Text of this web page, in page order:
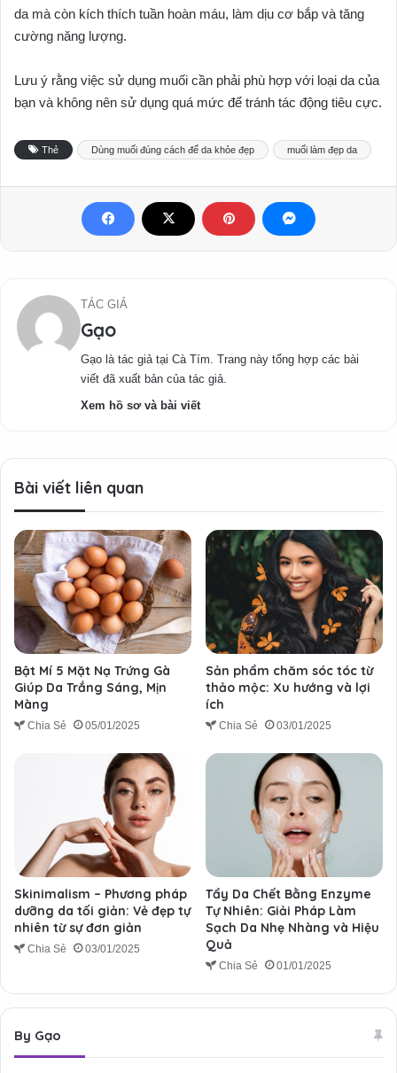
da mà còn kích thích tuần hoàn máu, làm dịu cơ bắp và tăng
cường năng lượng.
Lưu ý rằng việc sử dụng muối cần phải phù hợp với loại da của
bạn và không nên sử dụng quá mức để tránh tác động tiêu cực.
Thẻ Dùng muối đúng cách để da khỏe đẹp muối làm đẹp da
TÁC GIẢ
Gạo
Gạo là tác giả tại Cà Tím. Trang này tổng hợp các bài
viết đã xuất bản của tác giả.
Xem hồ sơ và bài viết
Bài viết liên quan
Bật Mí 5 Mặt Nạ Trứng Gà
Giúp Da Trắng Sáng, Mịn
Màng
Chia Sẻ 05/01/2025
Sản phẩm chăm sóc tóc từ
thảo mộc: Xu hướng và lợi
ích
Chia Sẻ 03/01/2025
Skinimalism – Phương pháp
dưỡng da tối giản: Vẻ đẹp tự
nhiên từ sự đơn giản
Chia Sẻ 03/01/2025
Tẩy Da Chết Bằng Enzyme
Tự Nhiên: Giải Pháp Làm
Sạch Da Nhẹ Nhàng và Hiệu
Quả
Chia Sẻ 01/01/2025
By Gạo